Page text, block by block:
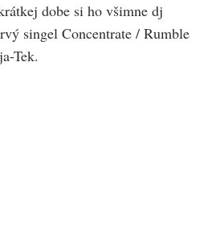
dobe si ho všimne dj
singel Concentrate / Rumble
Tek.